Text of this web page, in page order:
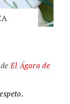
ElÁgora de